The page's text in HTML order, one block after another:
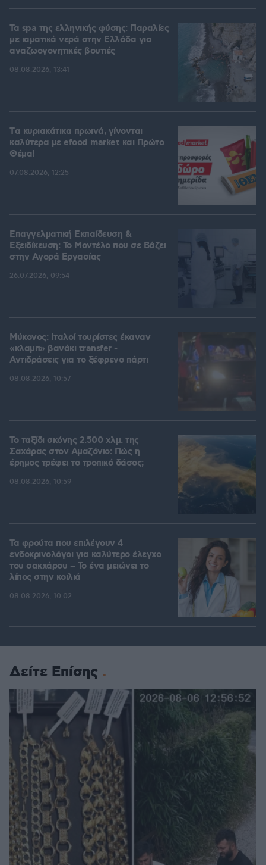
Τα spa της ελληνικής φύσης: Παραλίες
με ιαματικά νερά στην Ελλάδα για
αναζωογονητικές βουτιές
08.08.2026, 13:41
Tα κυριακάτικα πρωινά, γίνονται
καλύτερα με efood market και Πρώτο
Θέμα!
07.08.2026, 12:25
Επαγγελματική Εκπαίδευση &
Εξειδίκευση: Το Mοντέλο που σε Bάζει
στην Aγορά Eργασίας
26.07.2026, 09:54
Μύκονος: Ιταλοί τουρίστες έκαναν
«κλαμπ» βανάκι transfer -
Αντιδράσεις για το ξέφρενο πάρτι
08.08.2026, 10:57
Το ταξίδι σκόνης 2.500 χλμ. της
Σαχάρας στον Αμαζόνιο: Πώς η
έρημος τρέφει το τροπικό δάσος;
08.08.2026, 10:59
Τα φρούτα που επιλέγουν 4
ενδοκρινολόγοι για καλύτερο έλεγχο
του σακχάρου – Το ένα μειώνει το
λίπος στην κοιλιά
08.08.2026, 10:02
Δείτε Επίσης